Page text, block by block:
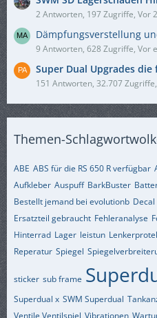
2 Antworten, 197 Zugriffe, Vor
Dämpfungsverstellung
9 Antworten, 628 Zugriffe, Vor
Super Dual Upgrades
151 Antworten, 32.707
Themen-
ABE ABS für die RS 650 R verfügbar
Aufkleber Auspuff BarkBuster
Bestellt jemand bei evolutionb Decal
Ersatzteil gebraucht Fehleranalyse
Hinterrad Lager leistun
Reperatur Spiegel
sticker sub frame
Superdual x SWM Superdual
Ventile Ventilspiel Vibrationen